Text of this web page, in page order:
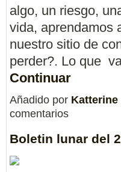
algo, un riesgo,
vida, aprendamos
nuestro sitio de
perder?. Lo que
Continuar
Añadido por Katterine
comentarios
Boletin lunar del